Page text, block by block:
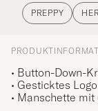
PREPPY
• Button-Down-
• Gesticktes
• Manschette